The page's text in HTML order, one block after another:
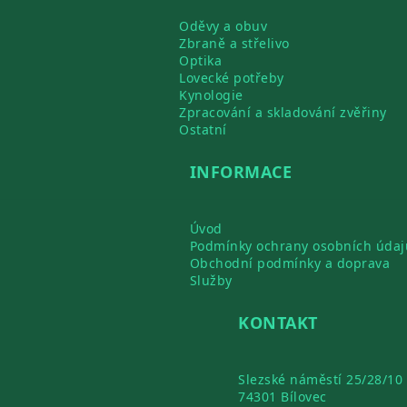
Oděvy a obuv
Zbraně a střelivo
Optika
Lovecké potřeby
Kynologie
Zpracování a skladování zvěřiny
Ostatní
INFORMACE
Úvod
Podmínky ochrany osobních
Obchodní podmínky a doprava
Služby
KONTAKT
Slezské náměstí 25/28/10
74301 Bílovec